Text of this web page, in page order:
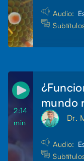
Audio:
2:14
min
mundo
Dr.
Audio: